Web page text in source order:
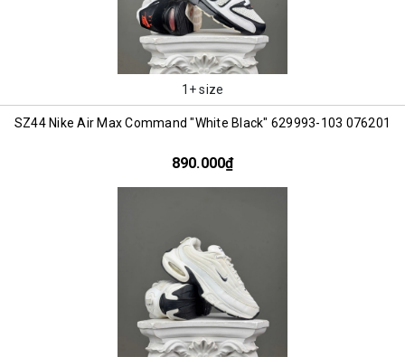
1+ size
SZ44 Nike Air Max Command "White Black" 629993-103 076201
890.000₫